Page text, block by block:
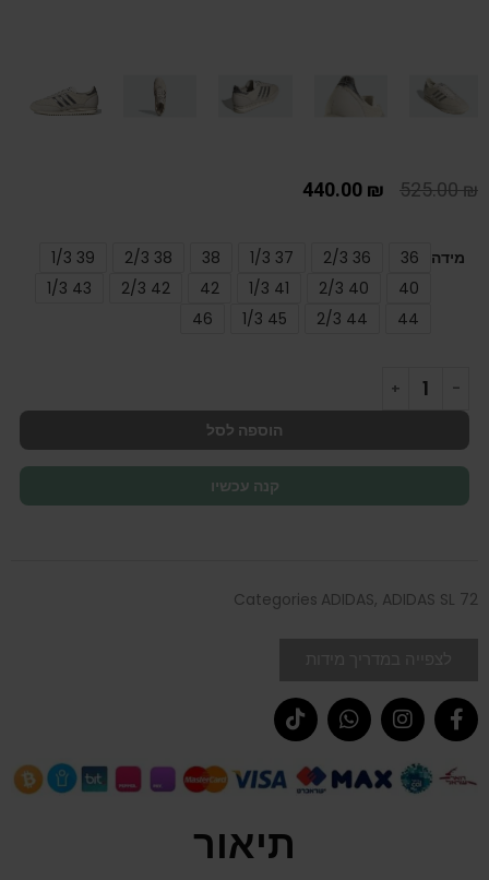
525.00₪
440.00 ₪
מידה 36
36 2/3
37 1/3
38
38 2/3
39 1/3
40
40 2/3
41 1/3
42
42 2/3
43 1/3
44
44 2/3
45 1/3
46
הוספה לסל
קנה עכשיו
Categories ADIDAS, ADIDAS SL 72
תיאור